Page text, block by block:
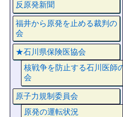
反原発新聞
福井から原発を止める裁判の
会
★石川県保険医協会
核戦争を防止する石川医師の
会
原子力規制委員会
原発の運転状況